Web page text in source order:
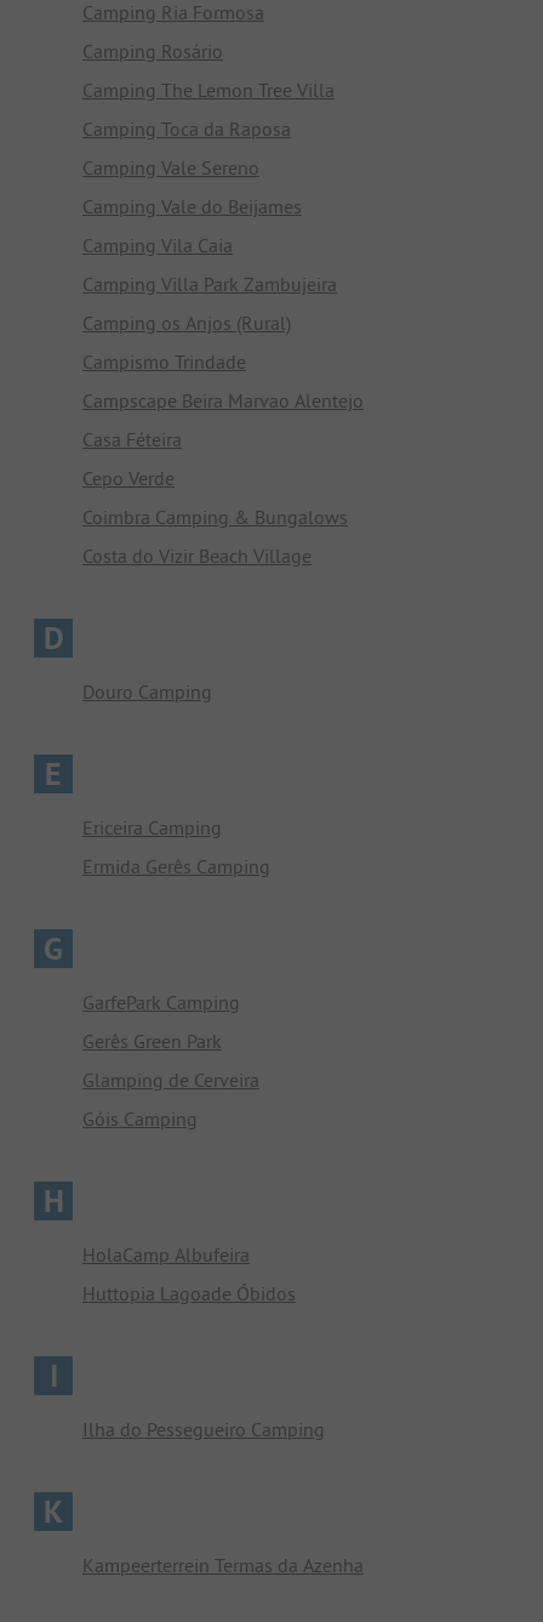
Camping Ria Formosa
Camping Rosário
Camping The Lemon Tree Villa
Camping Toca da Raposa
Camping Vale Sereno
Camping Vale do Beijames
Camping Vila Caia
Camping Villa Park Zambujeira
Camping os Anjos (Rural)
Campismo Trindade
Campscape Beira Marvao Alentejo
Casa Féteira
Cepo Verde
Coimbra Camping & Bungalows
Costa do Vizir Beach Village
D
Douro Camping
E
Ericeira Camping
Ermida Gerês Camping
G
GarfePark Camping
Gerês Green Park
Glamping de Cerveira
Góis Camping
H
HolaCamp Albufeira
Huttopia Lagoade Óbidos
I
Ilha do Pessegueiro Camping
K
Kampeerterrein Termas da Azenha